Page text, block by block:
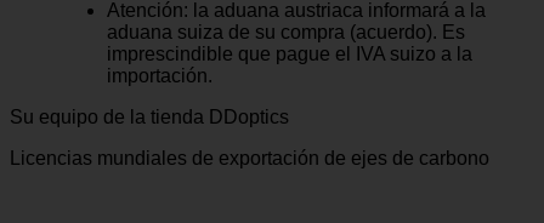
Atención: la aduana austriaca informará a la
aduana suiza de su compra (acuerdo). Es
imprescindible que pague el IVA suizo a la
importación.
Su equipo de la tienda DDoptics
Licencias mundiales de exportación de ejes de carbono